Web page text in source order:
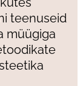
teenuseid
müügiga